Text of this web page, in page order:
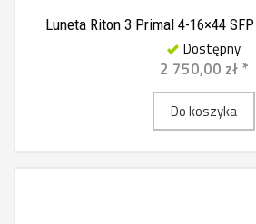
Luneta Riton 3 Primal 4-16×44
Dostępny
2 750,00 zł *
Do koszyka